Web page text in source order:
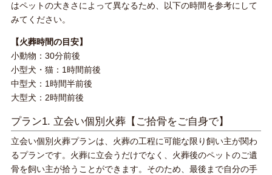
はペットの大きさによって異なるため、以下の時間を参考にして
みてください。
【火葬時間の目安】
小動物：30分前後
小型犬・猫：1時間前後
中型犬：1時間半前後
大型犬：2時間前後
プラン1. 立会い個別火葬【ご拾骨をご自身で】
立会い個別火葬プランは、火葬の工程に可能な限り飼い主が関わ
るプランです。火葬に立会うだけでなく、火葬後のペットのご遺
骨を飼い主が拾うことができます。そのため、最後まで自分の手